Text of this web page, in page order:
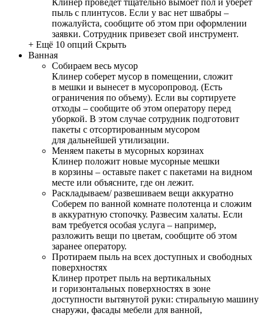
пыль с плинтусов. Если у вас нет швабры –
пожалуйста, сообщите об этом при оформлении
заявки. Сотрудник привезет свой инструмент.
+ Ещё 10 опций Скрыть
Ванная
Собираем весь мусор
Клинер соберет мусор в помещении, сложит
в мешки и вынесет в мусоропровод. (Есть
ограничения по объему). Если вы сортируете
отходы – сообщите об этом оператору перед
уборкой. В этом случае сотрудник подготовит
пакеты с отсортированным мусором
для дальнейшей утилизации.
Меняем пакеты в мусорных корзинах
Клинер положит новые мусорные мешки
в корзины – оставьте пакет с пакетами на видном
месте или объясните, где он лежит.
Раскладываем/ развешиваем вещи аккуратно
Соберем по ванной комнате полотенца и сложим
в аккуратную стопочку. Развесим халаты. Если
вам требуется особая услуга – например,
разложить вещи по цветам, сообщите об этом
заранее оператору.
Протираем пыль на всех доступных и свободных
поверхностях
Клинер протрет пыль на вертикальных
и горизонтальных поверхностях в зоне
доступности вытянутой руки: стиральную машину
снаружи, фасады мебели для ванной,